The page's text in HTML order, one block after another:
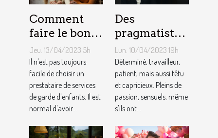
Comment
faire le bon
choix entre
une crèche et
une
assistante
maternelle ?
Jeu. 13/04/2023 5h
Il n'est pas toujours
facile de choisir un
prestataire de services
de garde d'enfants. Il est
normal d'avoir...
Des
pragmatistes
imaginatifs
et patients :
comment
sont les gens
du Taureau ?
Lun. 10/04/2023 19h
Déterminé, travailleur,
patient, mais aussi têtu
et capricieux. Pleins de
passion, sensuels, même
s'ils ont...